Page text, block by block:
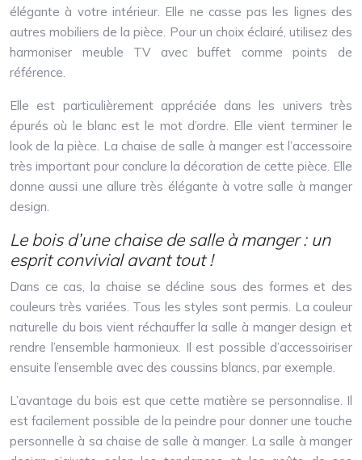
élégante à votre intérieur. Elle ne casse pas les lignes des
autres mobiliers de la pièce. Pour un choix éclairé, utilisez des
harmoniser meuble TV avec buffet comme points de
référence.
Elle est particulièrement appréciée dans les univers très
épurés où le blanc est le mot d’ordre. Elle vient terminer le
look de la pièce. La chaise de salle à manger est l’accessoire
très important pour conclure la décoration de cette pièce. Elle
donne aussi une allure très élégante à votre salle à manger
design.
Le bois d’une chaise de salle à manger : un
esprit convivial avant tout !
Dans ce cas, la chaise se décline sous des formes et des
couleurs très variées. Tous les styles sont permis. La couleur
naturelle du bois vient réchauffer la salle à manger design et
rendre l’ensemble harmonieux. Il est possible d’accessoiriser
ensuite l’ensemble avec des coussins blancs, par exemple.
L’avantage du bois est que cette matière se personnalise. Il
est facilement possible de la peindre pour donner une touche
personnelle à sa chaise de salle à manger. La salle à manger